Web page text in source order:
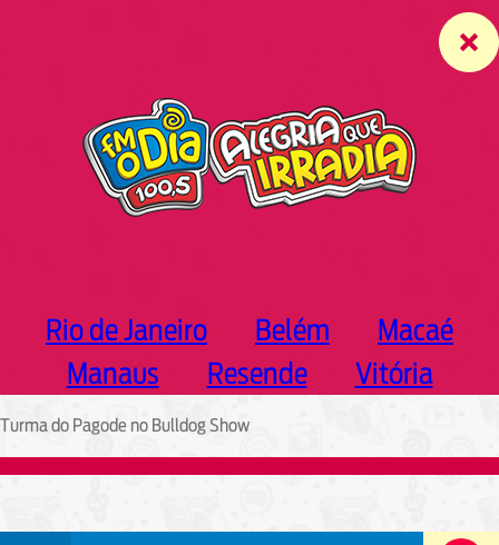
Rio de Janeiro Belém
Macaé
Manaus
Resende Vitória
Turma do Pagode no Bulldog Show